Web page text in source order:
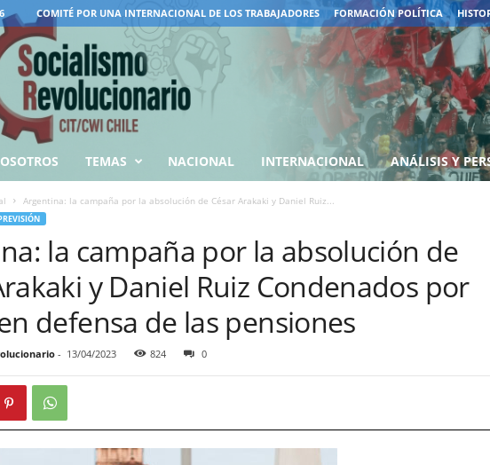
COMITÉ POR UNA INTERNACIONAL DE LOS TRABAJADORES FORMACIÓN POLÍTICA
TEMAS NACIONAL INTERNACIONAL ANÁLISIS Y
Argentina: la campaña por la absolución de César Arakaki y Daniel Ruiz...
la campaña por la absolución de
y Daniel Ruiz Condenados por
defensa de las pensiones
- 13/04/2023 824 0